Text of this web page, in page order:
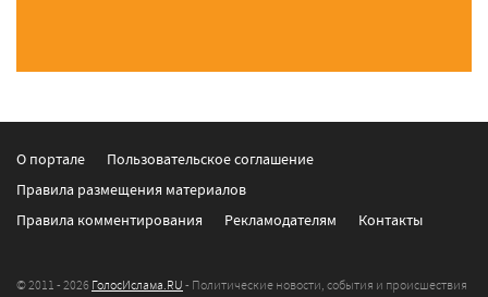
О портале
Пользовательское соглашение
Правила размещения материалов
Правила комментирования
Рекламодателям Контакты
© 2011 - 2026 ГолосИслама.RU - Политические новости, события и происшествия